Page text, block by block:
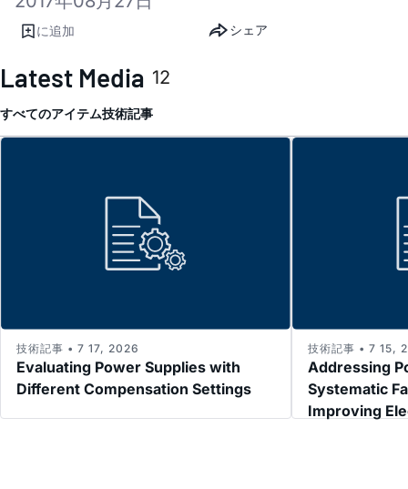
に追加 シェア
Latest Media 12
すべてのアイテム技術記事
Evaluating Power Supplies with
Different Compensation Settings
技術記事 • 7 17, 2026
Addressing
Systematic
Improving
技術記事 • 7 15,